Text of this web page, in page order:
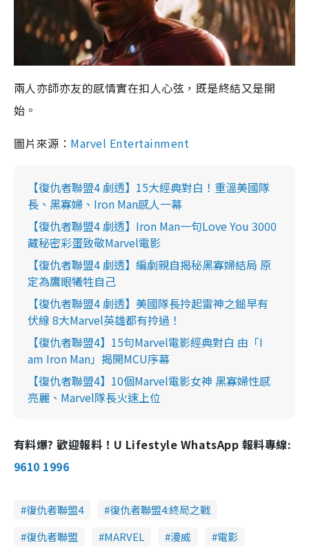
兩人亦師亦友的感情實在扣人心弦，既是終結又是開
始。
圖片來源： Marvel Entertainment
【復仇者聯盟4 劇透】15大經典對白！重溫美國隊
長、黑寡婦、Iron Man感人一幕
【復仇者聯盟4 劇透】Iron Man一句Love You 3000
藏秘密彩蛋致敬Marvel電影
【復仇者聯盟4 劇透】編劇親自揭秘黑寡婦結局 原
定為鷹眼犧牲自己
【復仇者聯盟4 劇透】美國隊長拎起雷神之鎚早有
伏線 8大Marvel英雄都有拎過！
【復仇者聯盟4】15句Marvel電影經典對白 由「I
am Iron Man」揭開MCU序幕
【復仇者聯盟4】10個Marvel電影女神 黑寡婦性感
亮麗、Marvel隊長火速上位
有料爆? 歡迎報料！U Lifestyle WhatsApp 報料專線:
9610 1996
復仇者聯盟4
復仇者聯盟4:終局之戰
復仇者聯盟
MARVEL 漫威
電影